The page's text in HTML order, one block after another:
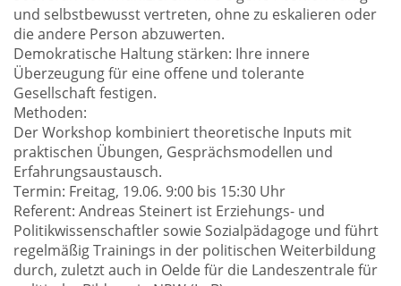
und selbstbewusst vertreten, ohne zu eskalieren oder
die andere Person abzuwerten.
Demokratische Haltung stärken: Ihre innere
Überzeugung für eine offene und tolerante
Gesellschaft festigen.
Methoden:
Der Workshop kombiniert theoretische Inputs mit
praktischen Übungen, Gesprächsmodellen und
Erfahrungsaustausch.
Termin: Freitag, 19.06. 9:00 bis 15:30 Uhr
Referent: Andreas Steinert ist Erziehungs- und
Politikwissenschaftler sowie Sozialpädagoge und führt
regelmäßig Trainings in der politischen Weiterbildung
durch, zuletzt auch in Oelde für die Landeszentrale für